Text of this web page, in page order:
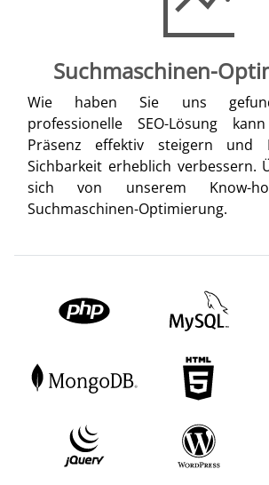
Suchmaschinen-
Wie haben Sie uns
professionelle SEO-Lösung
Präsenz effektiv steigern und
Sichbarkeit erheblich verbessern.
sich von unserem Know-
Suchmaschinen-Optimierung.